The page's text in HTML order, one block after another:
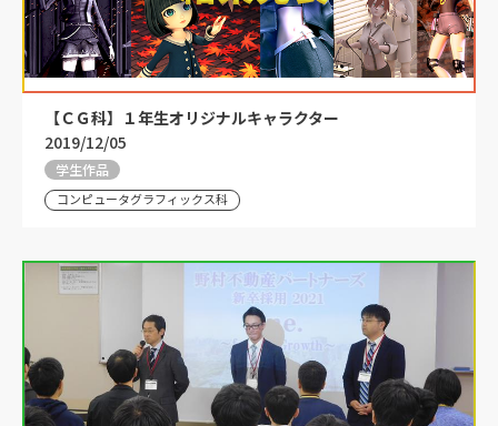
【ＣＧ科】１年生オリジナルキャラクター
2019/12/05
学生作品
コンピュータグラフィックス科